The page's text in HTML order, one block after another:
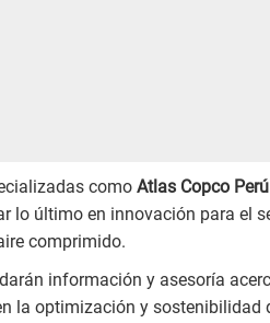
como Atlas Copco Perú
lo último en innovación para el
comprimido.
información y asesoría
la optimización y sostenibilidad